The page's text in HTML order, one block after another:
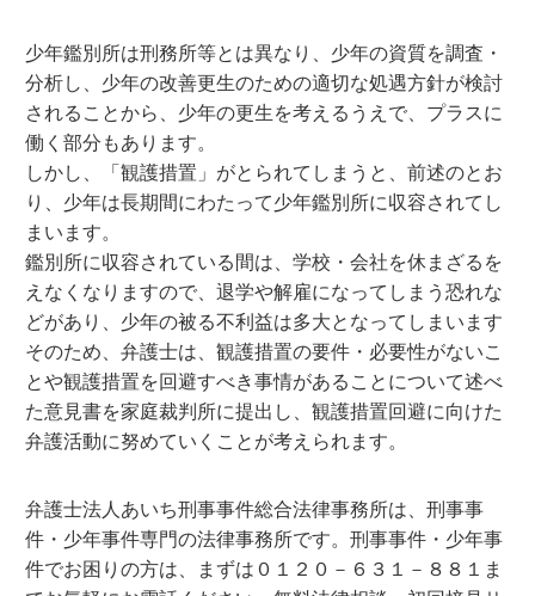
少年鑑別所は刑務所等とは異なり、少年の資質を調査・
分析し、少年の改善更生のための適切な処遇方針が検討
されることから、少年の更生を考えるうえで、プラスに
働く部分もあります。
しかし、「観護措置」がとられてしまうと、前述のとお
り、少年は長期間にわたって少年鑑別所に収容されてし
まいます。
鑑別所に収容されている間は、学校・会社を休まざるを
えなくなりますので、退学や解雇になってしまう恐れな
どがあり、少年の被る不利益は多大となってしまいます
そのため、弁護士は、観護措置の要件・必要性がないこ
とや観護措置を回避すべき事情があることについて述べ
た意見書を家庭裁判所に提出し、観護措置回避に向けた
弁護活動に努めていくことが考えられます。
弁護士法人あいち刑事事件総合法律事務所は、刑事事
件・少年事件専門の法律事務所です。刑事事件・少年事
件でお困りの方は、まずは０１２０－６３１－８８１ま